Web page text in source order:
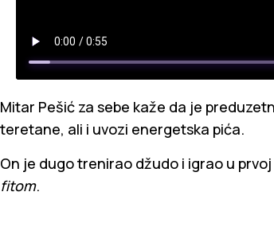
Mitar Pešić za sebe kaže da je
teretane, ali i uvozi energetska pića.
On je dugo trenirao džudo i igrao u
fitom.